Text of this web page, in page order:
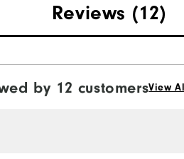
Reviews (12)
by 12 customersView All